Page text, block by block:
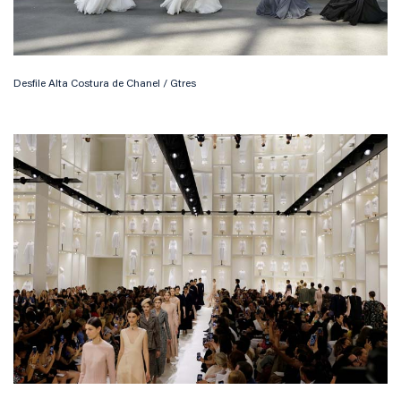
Desfile Alta Costura de Chanel / Gtres